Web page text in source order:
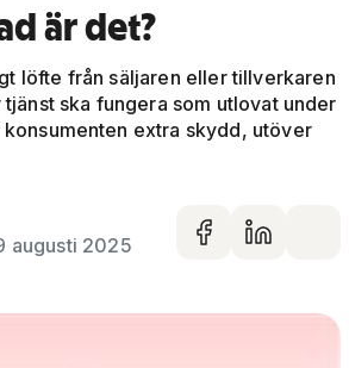
är det?
löfte från säljaren eller tillverkaren
ska fungera som utlovat under
konsumenten extra skydd, utöver
augusti 2025
Dela på
Dela